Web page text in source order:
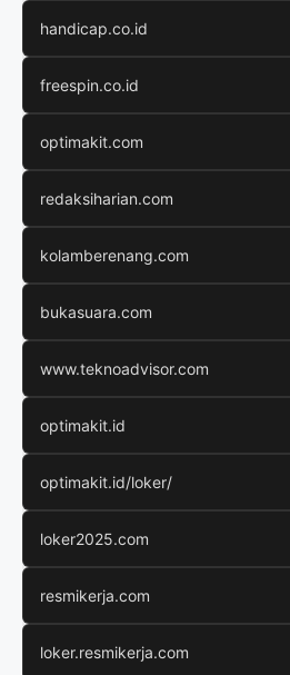
handicap.co.id
freespin.co.id
optimakit.com
redaksiharian.com
kolamberenang.com
bukasuara.com
www.teknoadvisor.com
optimakit.id
optimakit.id/loker/
loker2025.com
resmikerja.com
loker.resmikerja.com